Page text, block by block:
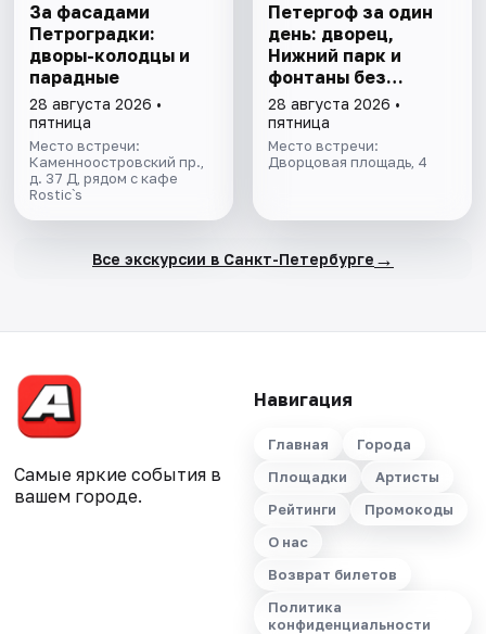
За фасадами
Петроградки:
дворы-колодцы и
парадные
28 августа 2026 •
пятница
Место встречи:
Каменноостровский пр.,
д. 37 Д, рядом с кафе
Rostic`s
Петергоф за один
день: дворец,
Нижний парк и
фонтаны без
очередей. Все
билеты включены
28 августа 2026 •
пятница
Место встречи:
Дворцовая площадь, 4
Все экскурсии в Санкт-Петербурге →
Самые яркие события в
вашем городе.
Навигация
Главная
Города
Площадки
Артисты
Рейтинги
Промокоды
О нас
Возврат билетов
Политика
конфиденциальности